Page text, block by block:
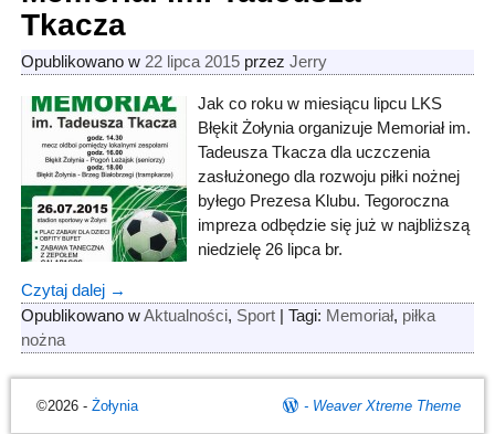
Tkacza
Opublikowano w 22 lipca 2015 przez Jerry
Jak co roku w miesiącu lipcu LKS
Błękit Żołynia organizuje Memoriał im.
Tadeusza Tkacza dla uczczenia
zasłużonego dla rozwoju piłki nożnej
byłego Prezesa Klubu. Tegoroczna
impreza odbędzie się już w najbliższą
niedzielę 26 lipca br.
Czytaj dalej →
Opublikowano w Aktualności, Sport| Tagi: Memoriał, piłka
nożna
©2026 - Żołynia - Weaver Xtreme Theme